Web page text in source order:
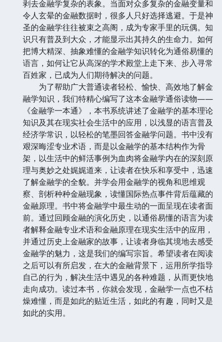
剥去金融学复杂的表象。当面对众多复杂的金融变量和
令人玄晕的金融数据时，很多人只好选择逃避。于是神
圣的金融学往往被束之高阁，成为专家手里的玩偶。知
识只有普及到大众，才能显示出其持久的生命力。如何
把博大精深、抽象难懂的金融学知识转化为通俗易懂的
语言，如何让它从高深的学术殿堂上走下来、步入寻常
百姓家，已成为人们期待解决的问题。
为了帮助广大普通读者轻松、愉快、高效地了解金
融学知识，我们特精心编写了这本金融学通俗读物——
《金融学一本通》，本书系统讲述了金融学的基本理论
知识及其在现实社会生活中的应用，以浅显的语言普及
经济学常识，以轻松的笔墨回答金融学问题。书中没有
艰深晦涩专业术语，而是以金融学的基本结构作为骨
架，以生活中的鲜活事例为血肉将金融学内在的深刻原
理与奥妙之处娓娓道来，让读者在快乐和享受中，迅速
了解金融学的全貌。并学会用金融学的视角和思维观
察、剖析种种金融现象，读懂国际热点事件背后蕴藏的
金融原理。书中将金融学中最生动的一面呈现在读者面
前。通过回顾金融的演化历史，以通俗易懂的语言为读
者解释金融专业术语和金融原理在现实生活中的应用，
并通过历史上金融家的故事，让读者身临其境地去感受
金融学的魅力，这是我们的编写宗旨。希望读者在阅读
之后可以有所启发，在大的金融背景下，运用所学指导
自己的行为，解决生活中遇见的各种难题，从而更快地
走向成功。读过本书，你就会发现，金融学一点也不枯
燥难懂，而是如此的贴近生活，如此的有趣，同时又是
如此的实用。